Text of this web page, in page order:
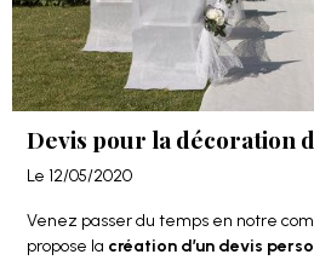
Devis pour la décoration
Le 12/05/2020
Venez passer du temps en notre
propose la création d’un devis